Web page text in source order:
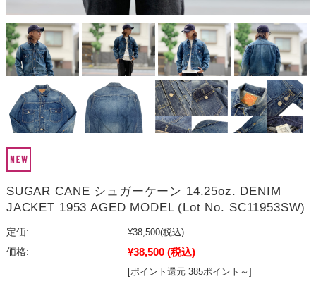
SUGAR CANE シュガーケーン 14.25oz. DENIM
JACKET 1953 AGED MODEL (Lot No. SC11953SW)
定価: ¥38,500(税込)
価格:
¥38,500 (税込)
[ポイント還元 385ポイント～]